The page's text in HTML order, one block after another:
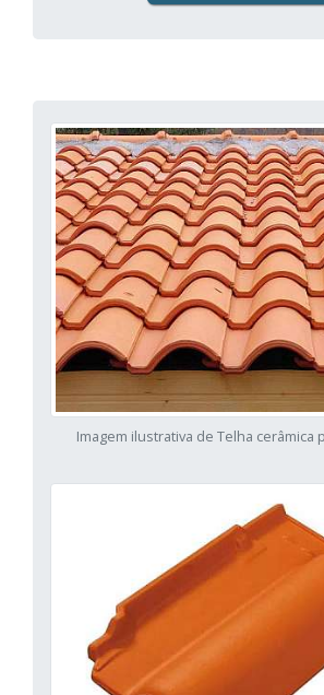
Imagem ilustrativa de Telha cerâmica